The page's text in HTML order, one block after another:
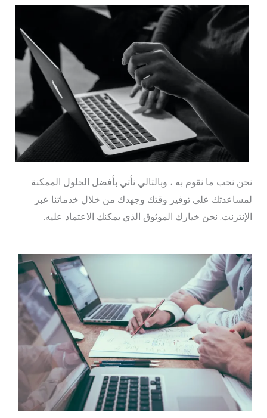
نحن نحب ما نقوم به ، وبالتالي نأتي بأفضل الحلول الممكنة
لمساعدتك على توفير وقتك وجهدك من خلال خدماتنا عبر
الإنترنت. نحن خيارك الموثوق الذي يمكنك الاعتماد عليه.